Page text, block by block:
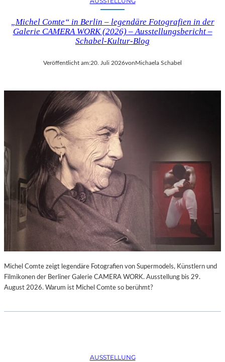
„Michel Comte“ in Berlin – legendäre Fotografien in der
Galerie CAMERA WORK (2026) – Ausstellungsbericht –
Schabel-Kultur-Blog
Veröffentlicht am:20. Juli 2026von Michaela Schabel
Michel Comte zeigt legendäre Fotografien von Supermodels, Künstlern und
Filmikonen der Berliner Galerie CAMERA WORK. Ausstellung bis 29.
August 2026. Warum ist Michel Comte so berühmt?
AUSSTELLUNG